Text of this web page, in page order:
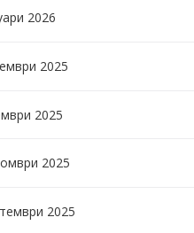
2026
2025
2025
2025
2025